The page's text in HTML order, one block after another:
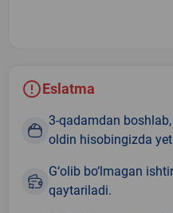
Eslatma
3-qadamdan
oldin hisobingizda
G‘olib bo‘lmagan
qaytariladi.